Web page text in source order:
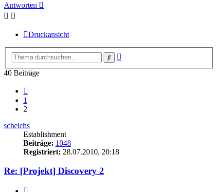
Antworten
Druckansicht
Suche
40 Beiträge
1
2
scheichs
Establishment
Beiträge: 1048
Registriert: 28.07.2010, 20:18
Re: [Projekt] Discovery 2